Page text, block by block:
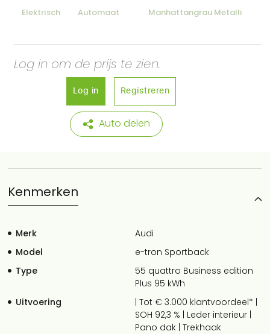
Elektrisch Automaat Manhattangrau Metalli
Log in om de prijs te zien.
Log in Registreren
Auto delen
Kenmerken
Merk
Audi
Model
e-tron Sportback
Type
55 quattro Business edition
Plus 95 kWh
Uitvoering
| Tot € 3.000 klantvoordeel* |
SOH 92,3 % | Leder interieur |
Pano dak | Trekhaak